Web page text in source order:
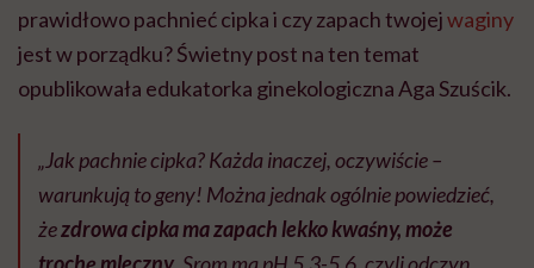
prawidłowo pachnieć cipka i czy zapach twojejwaginy
jest w porządku? Świetny post na ten temat
opublikowała edukatorka ginekologiczna Aga Szuścik.
„Jak pachnie cipka? Każda inaczej, oczywiście –
warunkują to geny! Można jednak ogólnie powiedzieć,
żezdrowa cipka ma zapach lekko kwaśny, może